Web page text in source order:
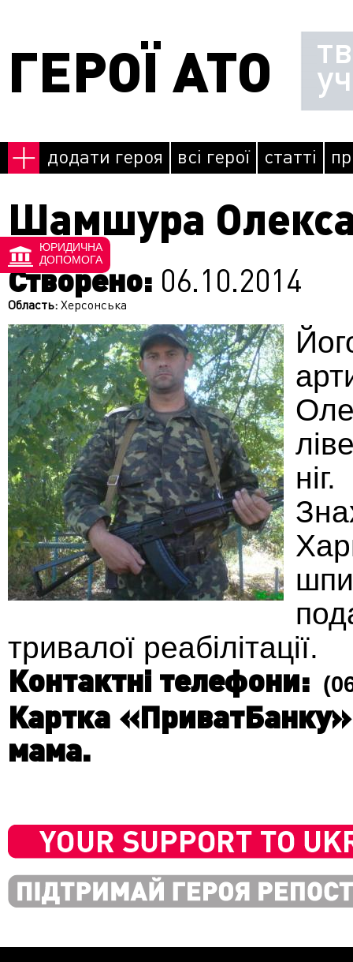
ГЕРОЇ АТО
додати героя всі герої статті
Шамшура
Створено: 06.10.2014
Область:Херсонська
ніг.
тривалої реабілітації.
Контактні телефони:
Картка
мама.
ЮРИДИЧНА
ДОПОМОГА